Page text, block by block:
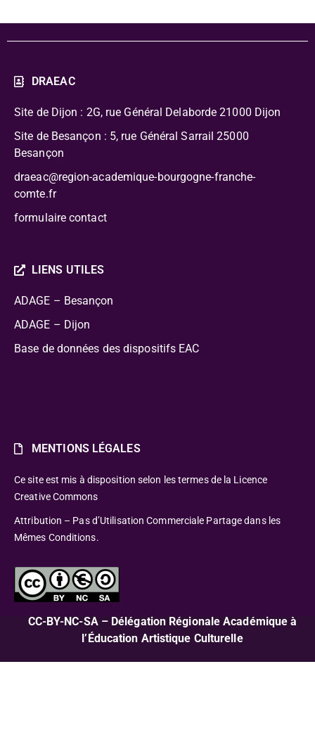
DRAEAC
Site de Dijon : 2G, rue Général Delaborde 21000 Dijon
Site de Besançon : 5, rue Général Sarrail 25000
Besançon
draeac@region-academique-bourgogne-franche-
comte.fr
formulaire contact
LIENS UTILES
ADAGE – Besançon
ADAGE – Dijon
Base de données des dispositifs EAC
MENTIONS LÉGALES
Ce site est mis à disposition selon les termes de la Licence
Creative Commons
Attribution – Pas d’Utilisation Commerciale Partage dans les
Mêmes Conditions.
CC-BY-NC-SA – Délégation Régionale Académique à
l’Éducation Artistique Culturelle